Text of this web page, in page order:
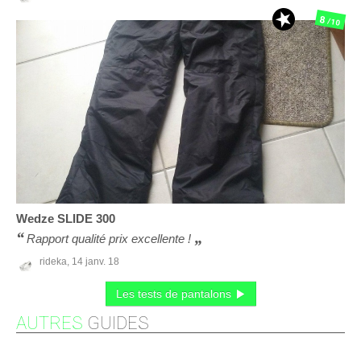
Wedze SLIDE 300
Rapport qualité prix excellente !
rideka, 14 janv. 18
8/10
Les tests de pantalons
AUTRES GUIDES